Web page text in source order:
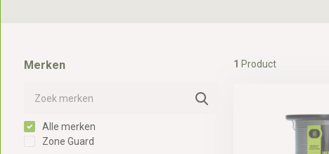
Merken
Alle merken
Zone Guard
1 Product